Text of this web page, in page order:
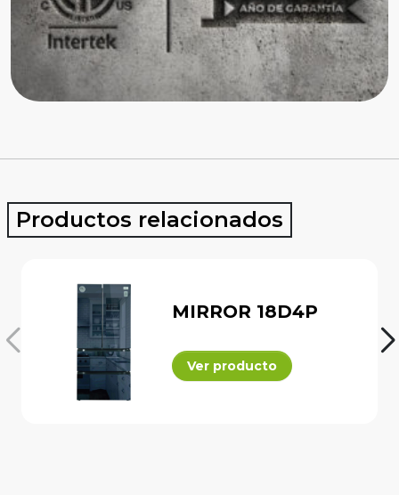
Productos relacionados
MIRROR 18D4P
Ver producto